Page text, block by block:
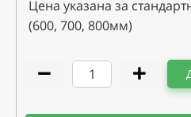
Цена указана за
(600, 700, 800мм)